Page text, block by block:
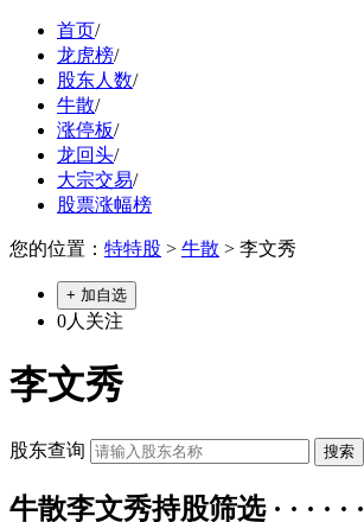
首页/
龙虎榜/
股东人数/
牛散/
涨停板/
龙回头/
大宗交易/
股票涨幅榜
您的位置： 特特股 > 牛散 > 李文秀
+ 加自选
0人关注
李文秀
股东查询
牛散李文秀持股筛选 · · · · · ·